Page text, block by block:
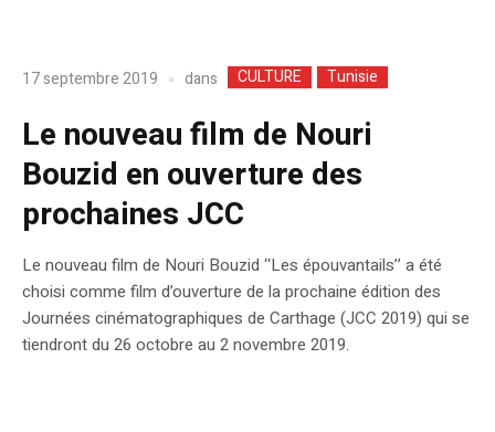
17 septembre 2019 dans CULTURE Tunisie
Le nouveau film de Nouri
Bouzid en ouverture des
prochaines JCC
Le nouveau film de Nouri Bouzid ‘‘Les épouvantails’’ a été
choisi comme film d’ouverture de la prochaine édition des
Journées cinématographiques de Carthage (JCC 2019) qui se
tiendront du 26 octobre au 2 novembre 2019.